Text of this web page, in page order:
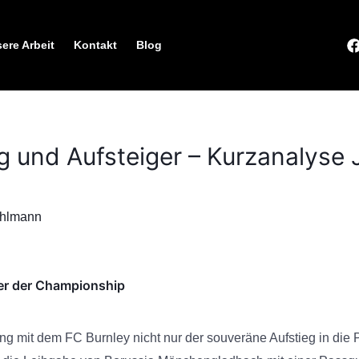
Arbeit Kontakt Blog
und Aufsteiger – Kurzanalyse
der Championship
mit dem FC Burnley nicht nur der souveräne Aufstieg in die